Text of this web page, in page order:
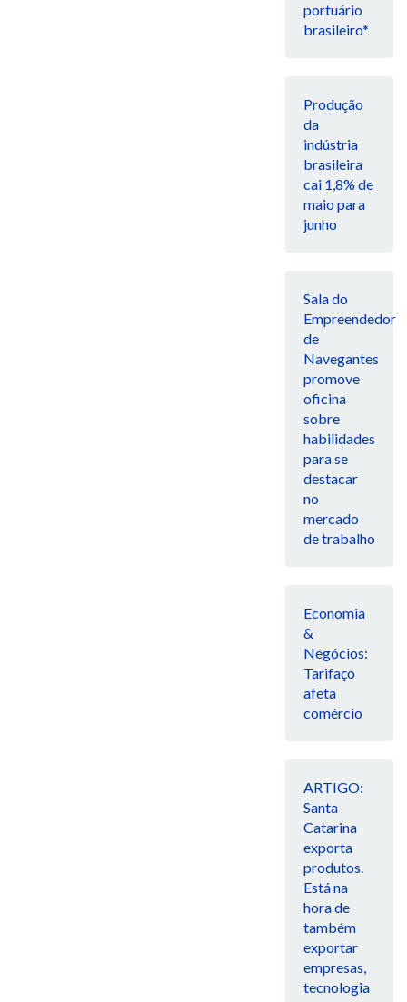
portuário
brasileiro*
Produção
da
indústria
brasileira
cai 1,8% de
maio para
junho
Sala do
Empreendedor
de
Navegantes
promove
oficina
sobre
habilidades
para se
destacar
no
mercado
de trabalho
Economia
&
Negócios:
Tarifaço
afeta
comércio
ARTIGO:
Santa
Catarina
exporta
produtos.
Está na
hora de
também
exportar
empresas,
tecnologia